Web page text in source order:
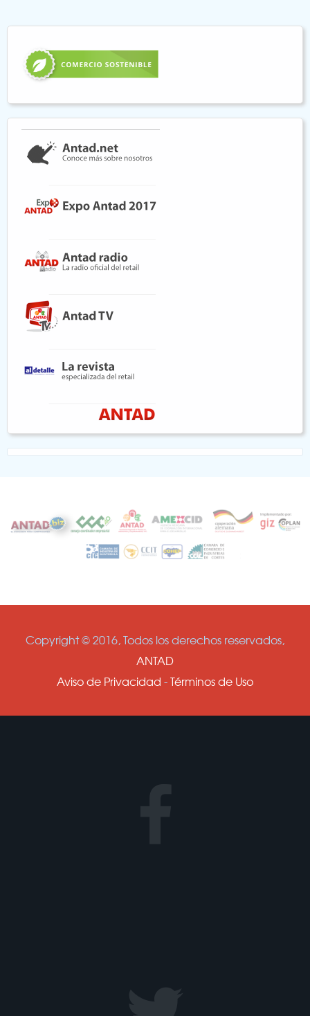
Copyright © 2016, Todos los derechos reservados,
ANTAD
Aviso de Privacidad -Términos de Uso